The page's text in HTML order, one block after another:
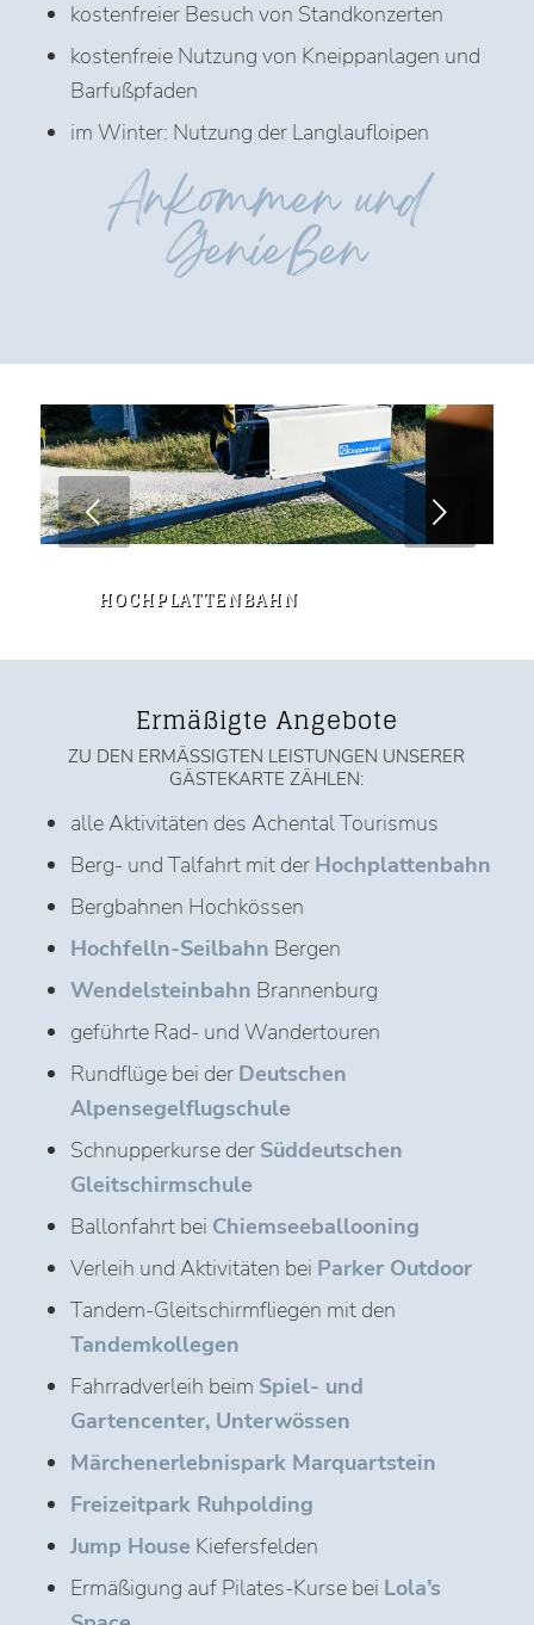
kostenfreier Besuch von Standkonzerten
kostenfreie Nutzung von Kneippanlagen und
Barfußpfaden
im Winter: Nutzung der Langlaufloipen
Ankommen und
Genießen
Weiter
HOCHPLATTENBAHN
Ermäßigte Angebote
ZU DEN ERMÄSSIGTEN LEISTUNGEN UNSERER G
ÄSTEKARTE ZÄHLEN:
alle Aktivitäten des Achental Tourismus
Berg- und Talfahrt mit der Hochplattenbahn
Bergbahnen Hochkössen
Hochfelln-Seilbahn Bergen
Wendelsteinbahn Brannenburg
geführte Rad- und Wandertouren
Rundflüge bei der Deutschen
Alpensegelflugschule
Schnupperkurse der Süddeutschen
Gleitschirmschule
Ballonfahrt bei Chiemseeballooning
Verleih und Aktivitäten bei Parker Outdoor
Tandem-Gleitschirmfliegen mit den
Tandemkollegen
Fahrradverleih beim Spiel- und
Gartencenter, Unterwössen
Märchenerlebnispark Marquartstein
Freizeitpark Ruhpolding
Jump House Kiefersfelden
Ermäßigung auf Pilates-Kurse bei Lola’s